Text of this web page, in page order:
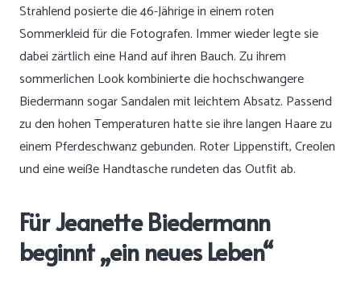
Strahlend posierte die 46-Jährige in einem roten
Sommerkleid für die Fotografen. Immer wieder legte sie
dabei zärtlich eine Hand auf ihren Bauch. Zu ihrem
sommerlichen Look kombinierte die hochschwangere
Biedermann sogar Sandalen mit leichtem Absatz. Passend
zu den hohen Temperaturen hatte sie ihre langen Haare zu
einem Pferdeschwanz gebunden. Roter Lippenstift, Creolen
und eine weiße Handtasche rundeten das Outfit ab.
Für Jeanette Biedermann
beginnt „ein neues Leben“